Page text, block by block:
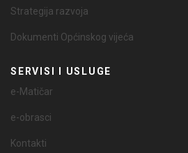
Strategija razvoja
Dokumenti Općinskog vijeća
SERVISI I USLUGE
e-Matičar
e-obrasci
Kontakti